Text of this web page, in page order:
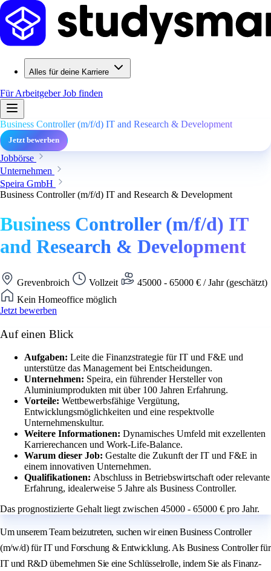
Alles für deine Karriere
Für ArbeitgeberJob finden
Business Controller (m/f/d) IT and Research & Development
Jetzt bewerben
Jobbörse
Unternehmen
Speira GmbH
Business Controller (m/f/d) IT and Research & Development
Business Controller (m/f/d) IT
and Research & Development
Grevenbroich Vollzeit
45000 - 65000 € / Jahr (geschätzt)
Kein Homeoffice möglich
Jetzt bewerben
Auf einen Blick
Aufgaben: Leite die Finanzstrategie für IT und F&E und
unterstütze das Management bei Entscheidungen.
Unternehmen: Speira, ein führender Hersteller von
Aluminiumprodukten mit über 100 Jahren Erfahrung.
Vorteile: Wettbewerbsfähige Vergütung,
Entwicklungsmöglichkeiten und eine respektvolle
Unternehmenskultur.
Weitere Informationen: Dynamisches Umfeld mit exzellenten
Karrierechancen und Work-Life-Balance.
Warum dieser Job: Gestalte die Zukunft der IT und F&E in
einem innovativen Unternehmen.
Qualifikationen: Abschluss in Betriebswirtschaft oder relevante
Erfahrung, idealerweise 5 Jahre als Business Controller.
Das prognostizierte Gehalt liegt zwischen 45000 - 65000 € pro Jahr.
Um unserem Team beizutreten, suchen wir einen Business Controller
(m/w/d) für IT und Forschung & Entwicklung. Als Business Controller für
IT und R&D übernehmen Sie eine Schlüsselrolle, indem Sie als Finanz-